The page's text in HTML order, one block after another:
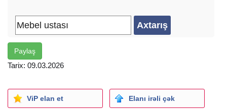
Paylaş
Tarix: 09.03.2026
ViP elan et Elanı irəli çək